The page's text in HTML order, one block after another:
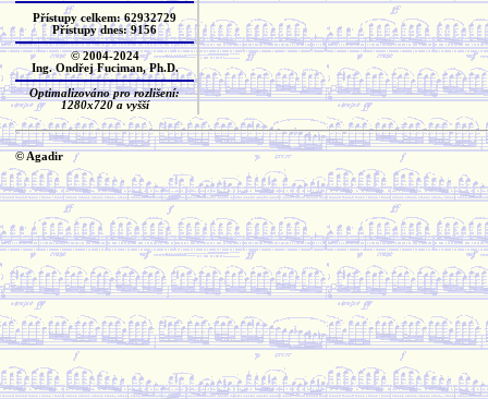
Přístupy celkem: 62932729
Přístupy dnes: 9156
© 2004-2024
Ing. Ondřej Fuciman, Ph.D.
Optimalizováno pro rozlišení:
1280x720 a vyšší
© Agadir